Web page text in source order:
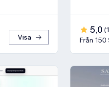
Visa
5,0 (
Från 150